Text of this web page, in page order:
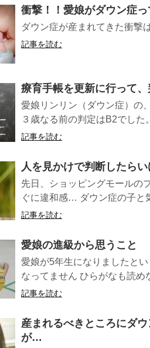
衝撃！！愛娘がダウン症
ダウン症が産まれてきた衝撃
記事を読む
療育手帳を更新に行って、
愛娘リンリン（ダウン症）の
３歳なる前の判定はB2でした
記事を読む
人を見かけで判断したら
先日、ショッピングモールの
ぐに違和感… ダウン症の子と
記事を読む
愛娘の進級から思うこと
愛娘が5年生になりましたと
なってません ひらがなも読め
記事を読む
産まれるべきところにダ
が…